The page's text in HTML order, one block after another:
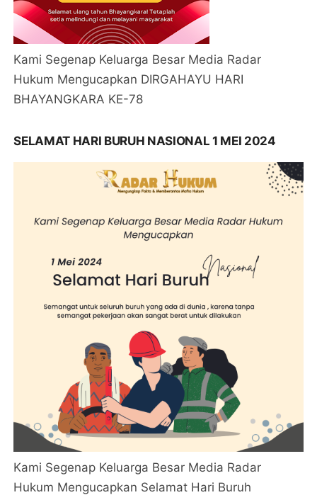
Kami Segenap Keluarga Besar Media Radar
Hukum Mengucapkan DIRGAHAYU HARI
BHAYANGKARA KE-78
SELAMAT HARI BURUH NASIONAL 1 MEI 2024
Kami Segenap Keluarga Besar Media Radar
Hukum Mengucapkan Selamat Hari Buruh